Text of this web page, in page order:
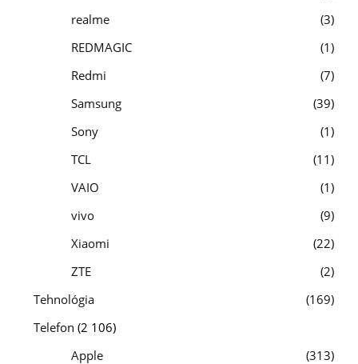
realme
3
REDMAGIC
1
Redmi
7
Samsung
39
Sony
1
TCL
11
VAIO
1
vivo
9
Xiaomi
22
ZTE
2
Tehnológia
169
Telefon (2 106)
Apple
313